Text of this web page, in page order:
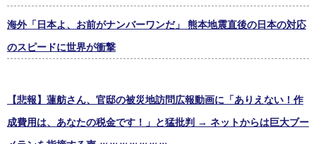
海外「日本よ、お前がナンバーワンだ」 熊本地震直後の日本の対応
のスピードに世界が衝撃
【悲報】蓮舫さん、官邸の被災地訪問広報動画に「ありえない！作
成費用は、あなたの税金です！」と猛批判 → ネットからは巨大ブー